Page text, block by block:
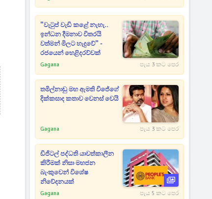
"වැටුප් වැඩි කළේ නැහැ..
ඉන්ධන දීමනාව විතරයි
වත්මන් මිලට හැදුවේ" -
රජයෙන් හෙළිදරව්වක්
Gagana පැය 3 කට පෙර
තමිල්නාඩු මහ ඇමති විජේගේ
දික්කසාද කතාව වෙනස් වෙයි
Gagana පැය 3 කට පෙර
ඩිජිටල් පද්ධති යාවත්කාලීන
කිරීමක් නිසා මහජන
බැංකුවෙන් විශේෂ
නිවේදනයක්
Gagana පැය 5 කට පෙර